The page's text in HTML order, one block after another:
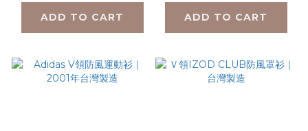
ADD TO CART ADD TO CART